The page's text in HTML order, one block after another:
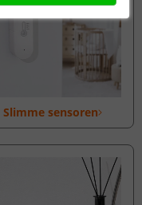
Slimme sensoren